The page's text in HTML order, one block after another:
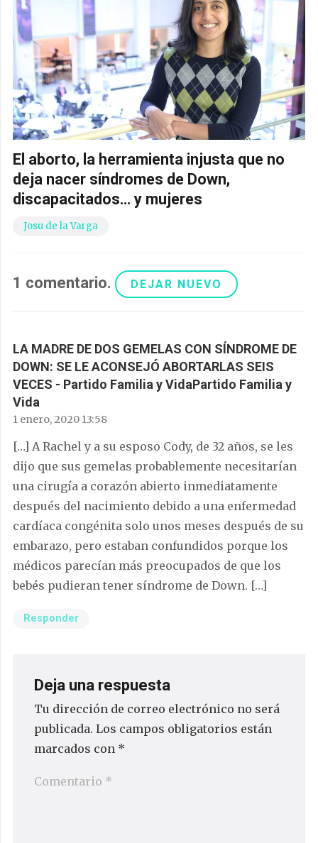
El aborto, la herramienta injusta que no
deja nacer síndromes de Down,
discapacitados… y mujeres
Josu de la Varga
1 comentario. DEJAR NUEVO
LA MADRE DE DOS GEMELAS CON SÍNDROME DE
DOWN: SE LE ACONSEJÓ ABORTARLAS SEIS
VECES - Partido Familia y VidaPartido Familia y
Vida
1 enero, 2020 13:58
[…] A Rachel y a su esposo Cody, de 32 años, se les
dijo que sus gemelas probablemente necesitarían
una cirugía a corazón abierto inmediatamente
después del nacimiento debido a una enfermedad
cardíaca congénita solo unos meses después de su
embarazo, pero estaban confundidos porque los
médicos parecían más preocupados de que los
bebés pudieran tener síndrome de Down. […]
Responder
Deja una respuesta
Tu dirección de correo electrónico no será
publicada. Los campos obligatorios están
marcados con *